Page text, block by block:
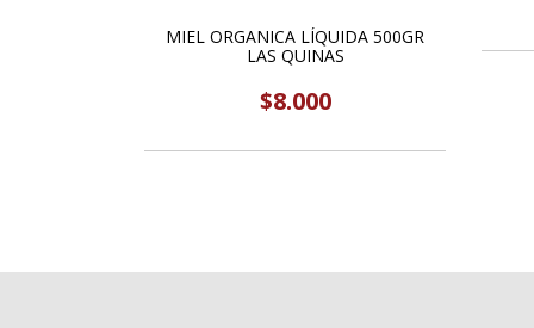
MIEL ORGANICA LÍQUIDA 500GR
LAS QUINAS
$8.000